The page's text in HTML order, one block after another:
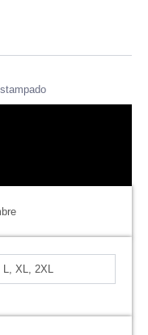
XL, 2XL